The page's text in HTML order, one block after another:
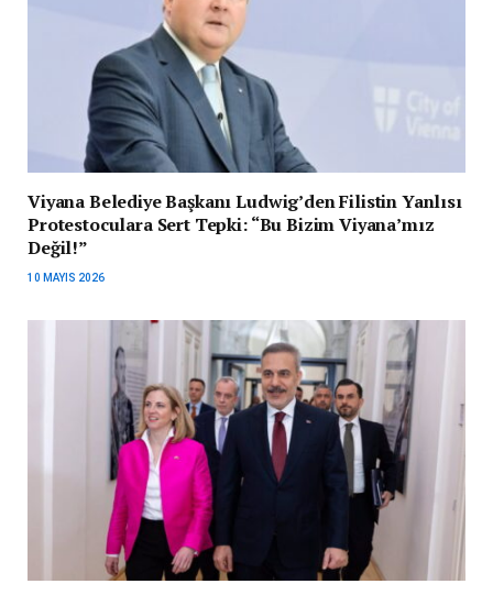
Viyana Belediye Başkanı Ludwig’den Filistin Yanlısı
Protestoculara Sert Tepki: “Bu Bizim Viyana’mız
Değil!”
10 MAYIS 2026